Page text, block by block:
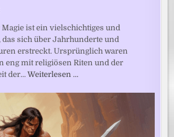
Magie ist ein vielschichtiges und
das sich über Jahrhunderte und
erstreckt. Ursprünglich waren
eng mit religiösen Riten und der
der…Weiterlesen …